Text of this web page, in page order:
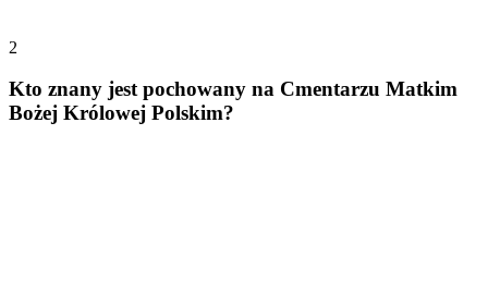
2
Kto znany jest pochowany na Cmentarzu Matkim
Bożej Królowej Polskim?